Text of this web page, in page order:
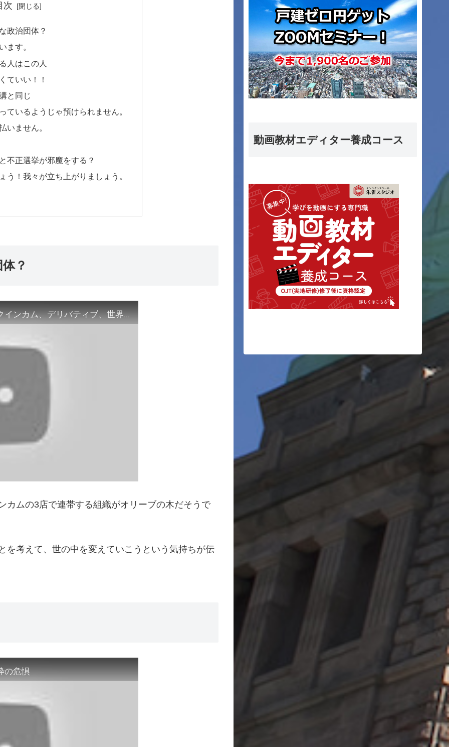
次
政治団体？
ます。
人はこの人
ていい！！
と同じ
ているようじゃ預けられません。
いません。
不正選挙が邪魔をする？
う！我々が立ち上がりましょう。
？
参院選に出る理由、オリーブの木（ベーシックインカム、デリバティブ、世界恐慌）
ムの3店で連帯する組織がオリーブの木だそうで
を考えて、世の中を変えていこうという気持ちが伝
の危惧
動画教材エディター養成コース